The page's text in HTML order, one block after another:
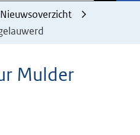
Nieuwsoverzicht
Mulder